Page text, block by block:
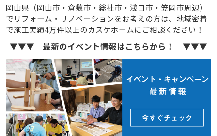
岡山県（岡山市・倉敷市・総社市・浅口市・笠岡市周辺）
でリフォーム・リノベーションをお考えの方は、地域密着
で施工実績4万件以上のカスケホームにご相談ください！
▼▼▼ 最新のイベント情報はこちらから！ ▼▼▼